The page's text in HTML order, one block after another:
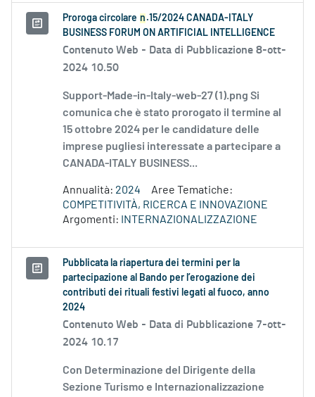
Proroga circolare n .15/2024 CANADA-ITALY
BUSINESS FORUM ON ARTIFICIAL INTELLIGENCE
Contenuto Web - Data di Pubblicazione 8-ott-
2024 10.50
Support-Made-in-Italy-web-27 (1).png Si
comunica che è stato prorogato il termine al
15 ottobre 2024 per le candidature delle
imprese pugliesi interessate a partecipare a
CANADA-ITALY BUSINESS...
Annualità: 2024
Aree Tematiche:
COMPETITIVITÀ, RICERCA E INNOVAZIONE
Argomenti:
INTERNAZIONALIZZAZIONE
Pubblicata la riapertura dei termini per la
partecipazione al Bando per l’erogazione dei
contributi dei rituali festivi legati al fuoco, anno
2024
Contenuto Web - Data di Pubblicazione 7-ott-
2024 10.17
Con Determinazione del Dirigente della
Sezione Turismo e Internazionalizzazione